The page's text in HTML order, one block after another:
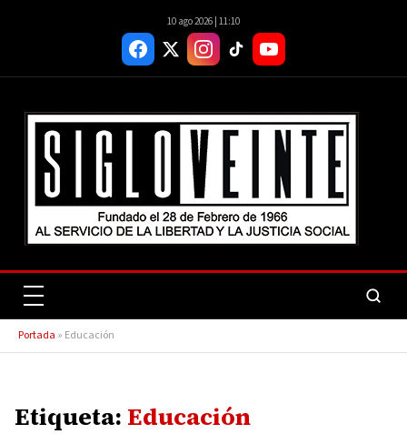
10 ago 2026 | 11:10
Portada » Educación
Etiqueta: Educación